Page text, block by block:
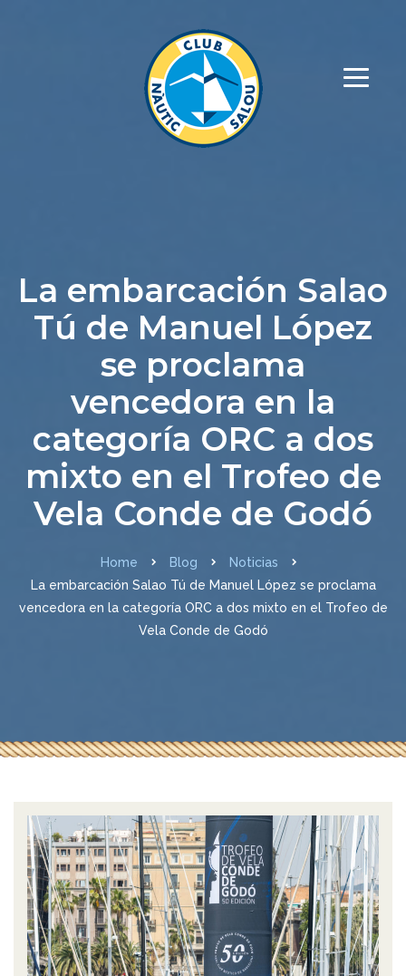
La embarcación Salao
Tú de Manuel López
se proclama
vencedora en la
categoría ORC a dos
mixto en el Trofeo de
Vela Conde de Godó
Home Blog
Noticias
La embarcación Salao Tú de Manuel López se proclama
vencedora en la categoría ORC a dos mixto en el Trofeo de
Vela Conde de Godó